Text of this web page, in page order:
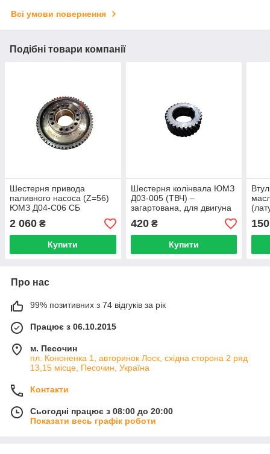
Всі умови повернення
Подібні товари компанії
Шестерня привода
паливного насоса (Z=56)
ЮМЗ Д04-С06 СБ
2 060 ₴
Купити
Шестерня колінвала ЮМЗ
Д03-005 (ТВЧ) –
загартована, для двигуна
Д-65
420₴
Купити
150
Про нас
99% позитивних з 74 відгуків за рік
Працює з 06.10.2015
м. Песочин
пл. Кононенка 1, авторинок Лоск, східна сторона 2 ряд
13,15 місце, Песочин, Україна
Контакти
Сьогодні працює з 08:00 до 20:00
Показати весь графік роботи